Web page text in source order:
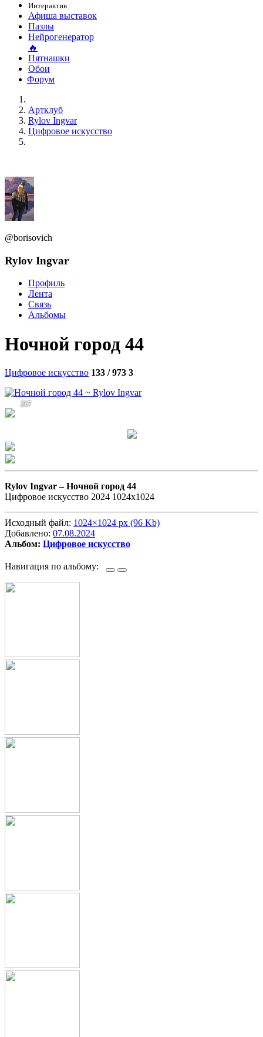
Интерактив
Афиша выставок
Пазлы
Нейрогенератор
🔥
Пятнашки
Обои
Форум
Артклуб
Rylov Ingvar
Цифровое искусство
@borisovich
Rylov Ingvar
Профиль
Лента
Связь
Альбомы
Ночной город 44
Цифровое искусство 133 / 973 3
217
Rylov Ingvar –Ночной город 44
Цифровое искусство 2024 1024х1024
Исходный файл: 1024×1024 px (96 Kb)
Добавлено: 07.08.2024
Альбом: Цифровое искусство
Навигация по альбому: